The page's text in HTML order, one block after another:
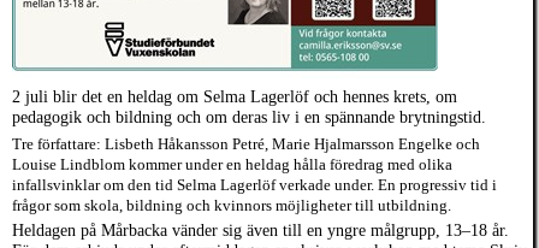
2 juli blir det en heldag om Selma Lagerlöf och hennes krets, om
pedagogik och bildning och om deras liv i en spännande brytningstid.
Tre författare: Lisbeth Håkansson Petré, Marie Hjalmarsson Engelke och
Louise Lindblom kommer under en heldag hålla föredrag med olika
infallsvinklar om den tid Selma Lagerlöf verkade under. En progressiv tid i
frågor som skola, bildning och kvinnors möjligheter till utbildning.
Heldagen på Mårbacka vänder sig även till en yngre målgrupp, 13–18 år.